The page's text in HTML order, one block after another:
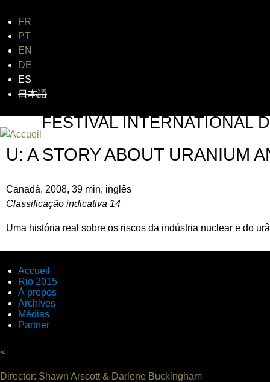
FR
PT
EN
DE
ES
日本語
FESTIVAL INTERNATIONAL
U: A STORY ABOUT URANIUM
Canadá, 2008, 39 min, inglês
Classificação indicativa 14
Uma história real sobre os riscos da indústria nuclear e do
Accueil
Rio 2015
À propos
Archives
Médias
Partner
<
Director: Shawn Arscott & Darlene Buckingham